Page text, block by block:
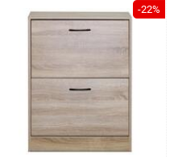
-22%